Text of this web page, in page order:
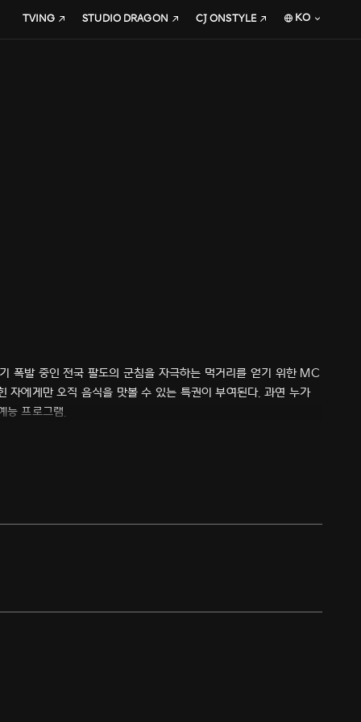
TVING STUDIO DRAGON CJ ONSTYLE KO
폭발 중인 전국 팔도의 군침을 자극하는 먹거리를 얻기 위한 MC
자에게만 오직 음식을 맛볼 수 있는 특권이 부여된다. 과연 누가
능 프로그램.